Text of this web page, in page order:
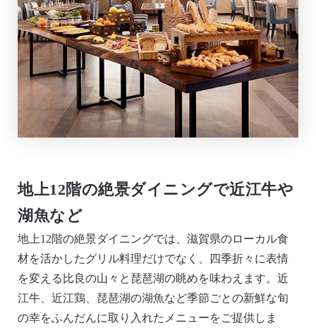
地上12階の絶景ダイニングで近江牛や
湖魚など
地上12階の絶景ダイニングでは、滋賀県のローカル食
材を活かしたグリル料理だけでなく、四季折々に表情
を変える比良の山々と琵琶湖の眺めを味わえます。近
江牛、近江鶏、琵琶湖の湖魚など季節ごとの新鮮な旬
の幸をふんだんに取り入れたメニューをご提供しま